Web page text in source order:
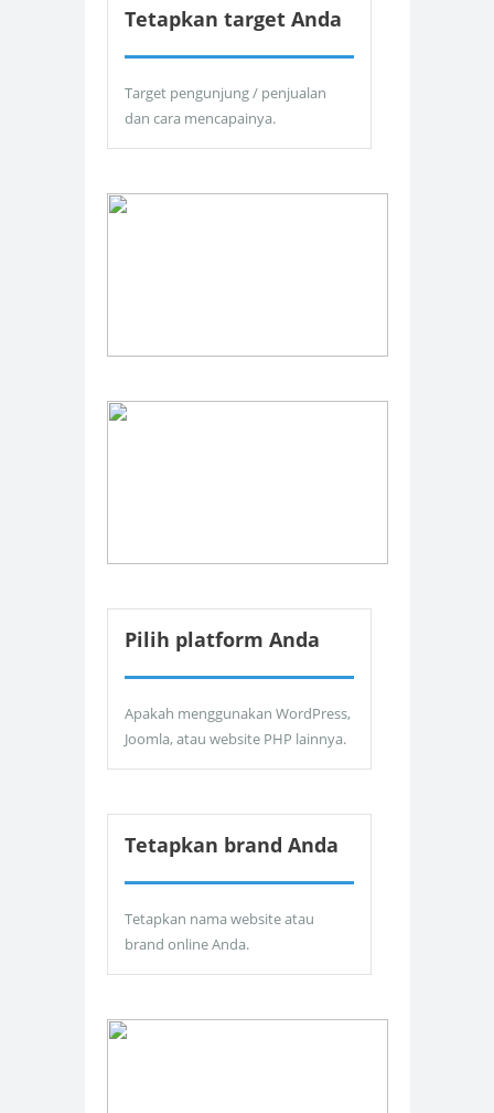
Tetapkan target Anda
Target pengunjung / penjualan
dan cara mencapainya.
Pilih platform Anda
Apakah menggunakan WordPress,
Joomla, atau website PHP lainnya.
Tetapkan brand Anda
Tetapkan nama website atau
brand online Anda.